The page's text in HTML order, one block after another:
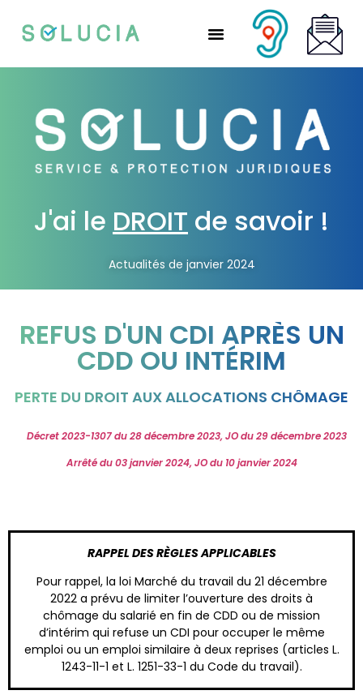
J'ai le DROIT de savoir !
Actualités de janvier 2024
REFUS D'UN CDI APRÈS UN
CDD OU INTÉRIM
PERTE DU DROIT AUX ALLOCATIONS CHÔMAGE
Décret 2023-1307 du 28 décembre 2023, JO du 29 décembre 2023
Arrêté du 03 janvier 2024, JO du 10 janvier 2024
RAPPEL DES RÈGLES APPLICABLES
Pour rappel, la loi Marché du travail du 21 décembre
2022 a prévu de limiter l’ouverture des droits à
chômage du salarié en fin de CDD ou de mission
d’intérim qui refuse un CDI pour occuper le même
emploi ou un emploi similaire à deux reprises (articles L.
1243-11-1 et L. 1251-33-1 du Code du travail).